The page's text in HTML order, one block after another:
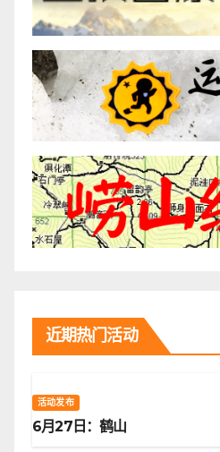
近期热门活动
活动发布
6月27日：鹤山